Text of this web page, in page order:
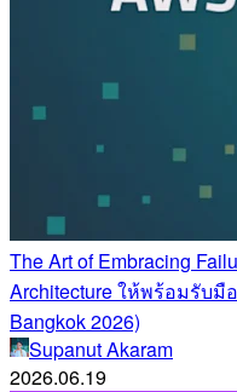
The Art of Embracing
Architecture ให้พร้อมรับมื
Bangkok 2026)
Supanut Akaram
2026.06.19